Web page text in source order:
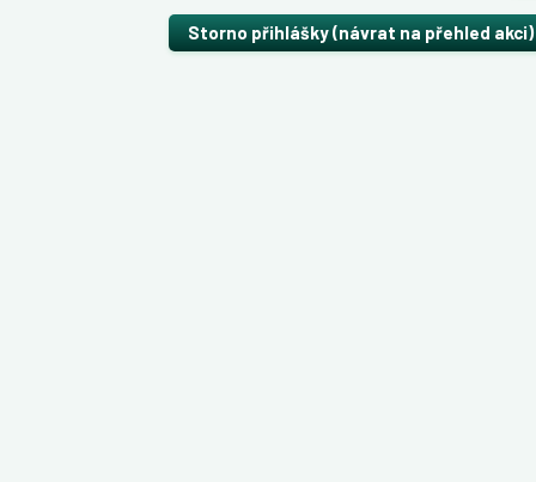
Storno přihlášky (návrat na přehled akci)